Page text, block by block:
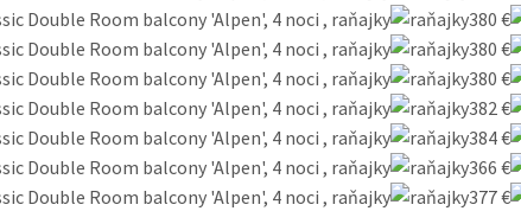
Double Room balcony 'Alpen', 4 noci , raňajky 380 €
Double Room balcony 'Alpen', 4 noci , raňajky 380 €
Double Room balcony 'Alpen', 4 noci , raňajky 380 €
Double Room balcony 'Alpen', 4 noci , raňajky 382 €
Double Room balcony 'Alpen', 4 noci , raňajky 384 €
Double Room balcony 'Alpen', 4 noci , raňajky 366 €
Double Room balcony 'Alpen', 4 noci , raňajky 377 €